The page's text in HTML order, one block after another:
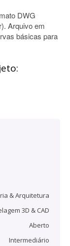
DWG
Arquivo em
básicas para
& Arquitetura
3D & CAD
Aberto
Intermediário